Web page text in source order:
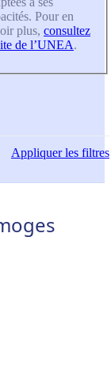
Pour en
plus, consultez
de l’UNEA.
Appliquerles filtres